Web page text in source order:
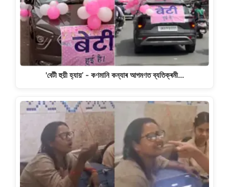
'বেটী হুয়ী হ্যায়’ - কণমানি কন্যাৰ আগমণত ব্যতিক্ৰমী…